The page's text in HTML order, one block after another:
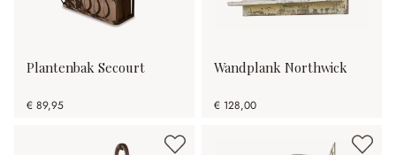
Plantenbak Secourt
€ 89,95
Wandplank Northwick
€ 128,00